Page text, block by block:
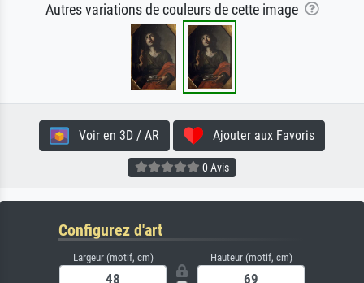
Autres variations de couleurs de cette image
Voir en 3D / AR Ajouter aux Favoris
0 Avis
Configurez d'art
Largeur (motif, cm) Hauteur (motif, cm)